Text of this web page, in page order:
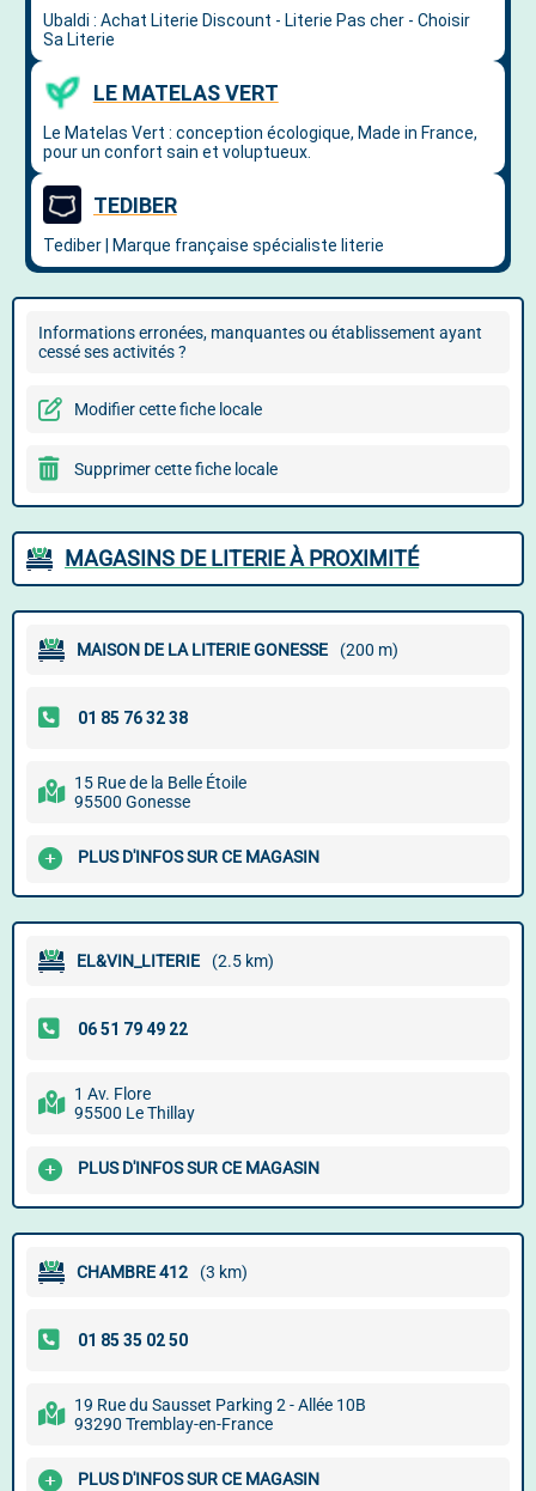
Informations erronées, manquantes ou établissement ayant
cessé ses activités ?
Modifier cette fiche locale
Supprimer cette fiche locale
MAGASINS DE LITERIE À PROXIMITÉ
MAISON DE LA LITERIE GONESSE (200 m)
15 Rue de la Belle Étoile
95500 Gonesse
PLUS D'INFOS SUR CE MAGASIN
EL&VIN_LITERIE (2.5 km)
1 Av. Flore
95500 Le Thillay
PLUS D'INFOS SUR CE MAGASIN
CHAMBRE 412 (3 km)
19 Rue du Sausset Parking 2 - Allée 10B
93290 Tremblay-en-France
PLUS D'INFOS SUR CE MAGASIN